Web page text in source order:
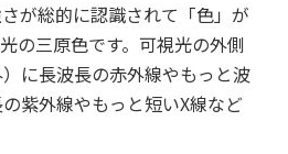
が総的に認識されて「色」が
の三原色です。可視光の外側
）に長波長の赤外線やもっと波
紫外線やもっと短いX線など